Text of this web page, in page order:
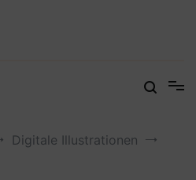
Digitale Illustrationen